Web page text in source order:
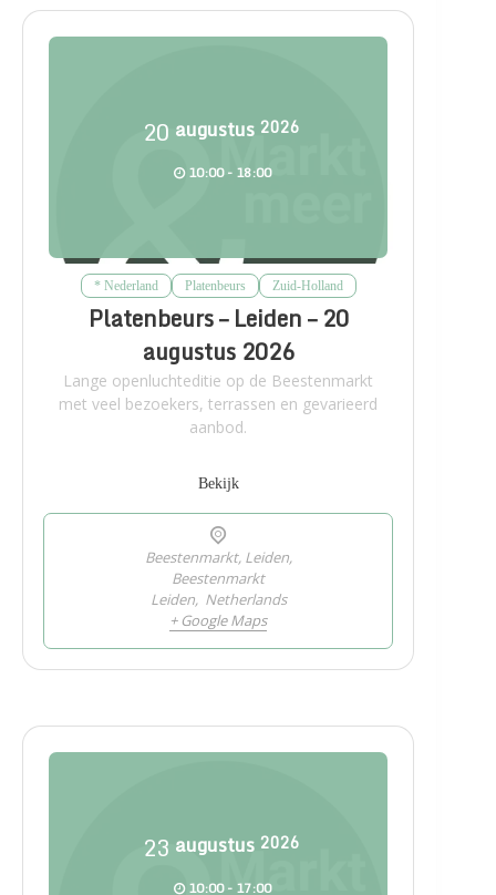
20 augustus 2026
10:00 - 18:00
* Nederland Platenbeurs Zuid-Holland
Platenbeurs – Leiden – 20
augustus 2026
Lange openluchteditie op de Beestenmarkt
met veel bezoekers, terrassen en gevarieerd
aanbod.
Bekijk
Beestenmarkt, Leiden,
Beestenmarkt
Leiden, Netherlands
+ Google Maps
23 augustus 2026
10:00 - 17:00